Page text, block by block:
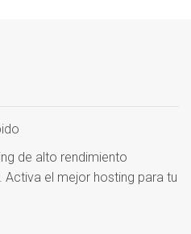
de alto rendimiento
el mejor hosting para tu